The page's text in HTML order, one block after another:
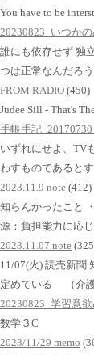
You have to be
20230823_いつかの
誰にも依存せず 独
つは正常なんだろ
FROM RADIO (450)
Judee Sill - That's
手帳手記
いずれにせよ、TV
わすものであると
2023.11.9 note (412)
知らんかったこと
源：負担能力に応
2023.11.07 note
11/07(火) 読売新聞
定めている （介
20230823_学習意欲
数学３C
2023/11/29 memo